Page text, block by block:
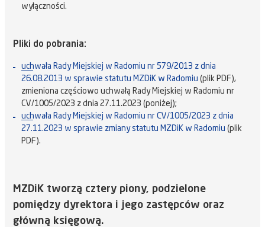
wyłączności.
Pliki do pobrania:
uchwała Rady Miejskiej w Radomiu nr 579/2013 z dnia
26.08.2013 w sprawie statutu MZDiK w Radomiu (plik PDF),
zmieniona częściowo uchwałą Rady Miejskiej w Radomiu nr
CV/1005/2023 z dnia 27.11.2023 (poniżej);
uchwała Rady Miejskiej w Radomiu nr CV/1005/2023 z dnia
27.11.2023 w sprawie zmiany statutu MZDiK w Radomiu (plik
PDF).
MZDiK tworzą cztery piony, podzielone
pomiędzy dyrektora i jego zastępców oraz
główną księgową.